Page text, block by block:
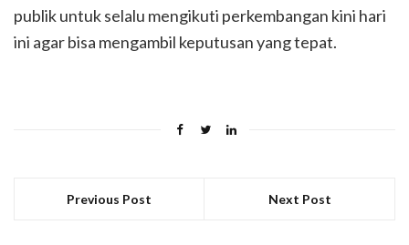
publik untuk selalu mengikuti perkembangan kini hari
ini agar bisa mengambil keputusan yang tepat.
Previous Post Next Post